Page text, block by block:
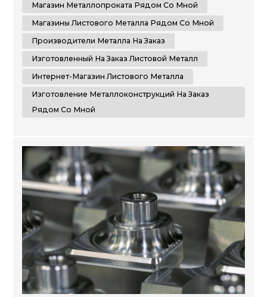
сопоставим преимущества выбора местного
магазина листового металла по сравнению с
того,...
Магазин Металлопроката Рядом Со Мной
Магазины Листового Металла Рядом Со Мной
Производители Металла На Заказ
Изготовленный На Заказ Листовой Металл
Интернет-Магазин Листового Металла
Изготовление Металлоконструкций На Заказ
Рядом Со Мной